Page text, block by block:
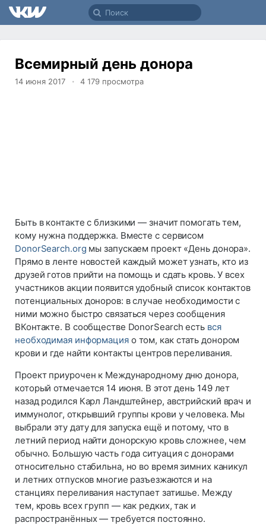
Всемирный день донора
14 июня 2017 4 179 просмотра
Быть в контакте с близкими — значит помогать тем,
кому нужна поддержка. Вместе с сервисом
DonorSearch.org мы запускаем проект «День донора».
Прямо в ленте новостей каждый может узнать, кто из
друзей готов прийти на помощь и сдать кровь. У всех
участников акции появится удобный список контактов
потенциальных доноров: в случае необходимости с
ними можно быстро связаться через сообщения
ВКонтакте. В сообществе DonorSearch есть вся
необходимая информацияо том, как стать донором
крови и где найти контакты центров переливания.
Проект приурочен к Международному дню донора,
который отмечается 14 июня. В этот день 149 лет
назад родился Карл Ландштейнер, австрийский врач и
иммунолог, открывший группы крови у человека. Мы
выбрали эту дату для запуска ещё и потому, что в
летний период найти донорскую кровь сложнее, чем
обычно. Большую часть года ситуация с донорами
относительно стабильна, но во время зимних каникул
и летних отпусков многие разъезжаются и на
станциях переливания наступает затишье. Между
тем, кровь всех групп — как редких, так и
распространённых — требуется постоянно.